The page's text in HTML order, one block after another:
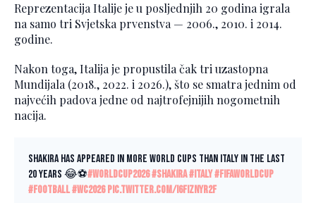
Reprezentacija Italije je u posljednjih 20 godina igrala
na samo tri Svjetska prvenstva — 2006., 2010. i 2014.
godine.
Nakon toga, Italija je propustila čak tri uzastopna
Mundijala (2018., 2022. i 2026.), što se smatra jednim od
najvećih padova jedne od najtrofejnijih nogometnih
nacija.
Shakira has appeared in more World Cups than Italy in the last
20 years 😂⚽#WorldCup2026#Shakira#Italy#FIFAWorldCup
#Football#WC2026 pic.twitter.com/i6fiZnyr2F